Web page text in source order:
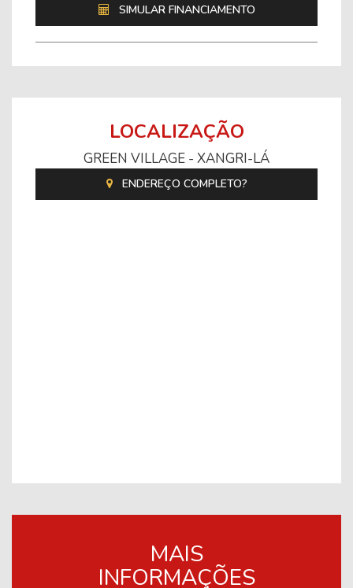
SIMULAR FINANCIAMENTO
LOCALIZAÇÃO
GREEN VILLAGE - XANGRI-LÁ
ENDEREÇO COMPLETO?
MAIS
INFORMAÇÕES